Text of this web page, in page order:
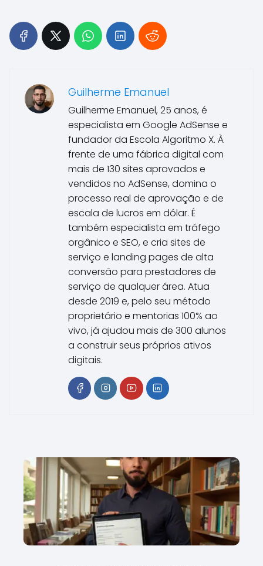
Guilherme Emanuel
Guilherme Emanuel, 25 anos, é
especialista em Google AdSense e
fundador da Escola Algoritmo X. À
frente de uma fábrica digital com
mais de 130 sites aprovados e
vendidos no AdSense, domina o
processo real de aprovação e de
escala de lucros em dólar. É
também especialista em tráfego
orgânico e SEO, e cria sites de
serviço e landing pages de alta
conversão para prestadores de
serviço de qualquer área. Atua
desde 2019 e, pelo seu método
proprietário e mentorias 100% ao
vivo, já ajudou mais de 300 alunos
a construir seus próprios ativos
digitais.